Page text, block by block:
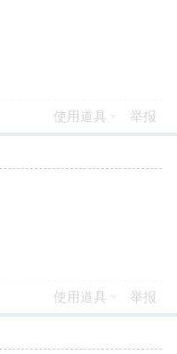
使用道具 举报
使用道具 举报